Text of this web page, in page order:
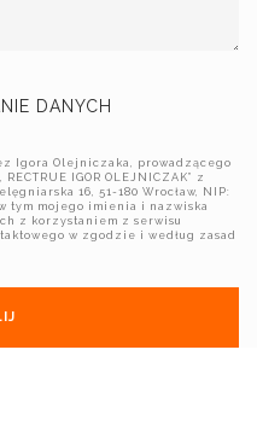
DANYCH
Igora Olejniczaka, prowadzącego
IGOR OLEJNICZAK” z
16, 51-180 Wrocław, NIP:
tym mojego imienia i nazwiska
z korzystaniem z serwisu
w zgodzie i według zasad